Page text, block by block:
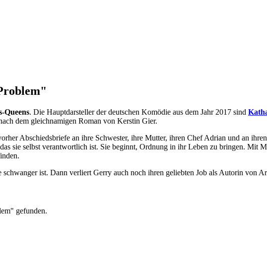
Queens. Die Hauptdarsteller der deutschen Komödie aus dem Jahr 2017 sind
dem gleichnamigen Roman von Kerstin Gier.
Abschiedsbriefe an ihre Schwester, ihre Mutter, ihren Chef Adrian und an
sie selbst verantwortlich ist. Sie beginnt, Ordnung in ihr Leben zu bringen. Mit
ist. Dann verliert Gerry auch noch ihren geliebten Job als Autorin von
gefunden.